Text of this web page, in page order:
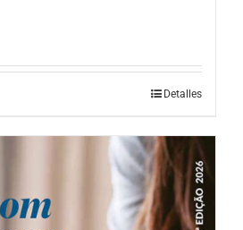
Detalles